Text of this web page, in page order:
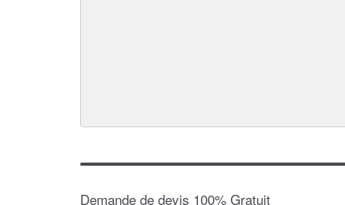
Demande de devis 100% Gratuit